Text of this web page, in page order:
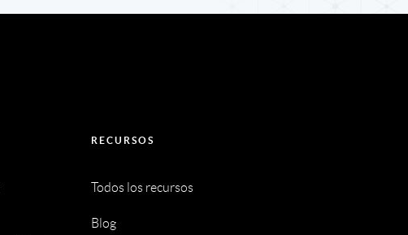
RECURSOS
Todos los recursos
Blog